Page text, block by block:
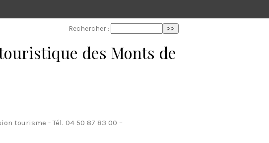
Rechercher :
des Monts de
tourisme - Tél. 04 50 87 83 00 –